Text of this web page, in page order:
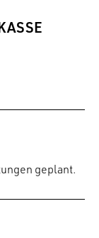
geplant.